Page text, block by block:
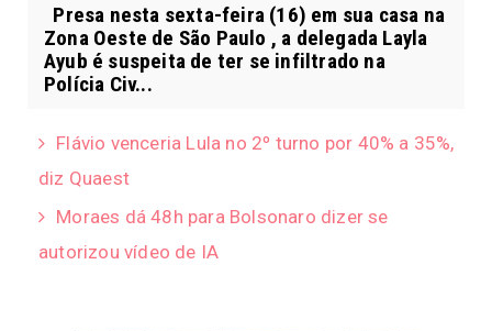
Presa nesta sexta-feira (16) em sua casa na
Zona Oeste de São Paulo , a delegada Layla
Ayub é suspeita de ter se infiltrado na
Polícia Civ...
Flávio venceria Lula no 2º turno por 40% a 35%,
diz Quaest
Moraes dá 48h para Bolsonaro dizer se
autorizou vídeo de IA